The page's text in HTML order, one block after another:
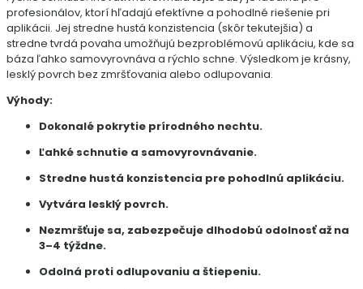
profesionálov, ktorí hľadajú efektívne a pohodlné riešenie pri
aplikácii. Jej stredne hustá konzistencia (skôr tekutejšia) a
stredne tvrdá povaha umožňujú bezproblémovú aplikáciu, kde sa
báza ľahko samovyrovnáva a rýchlo schne. Výsledkom je krásny,
lesklý povrch bez zmršťovania alebo odlupovania.
Výhody:
Dokonalé pokrytie prírodného nechtu.
Ľahké schnutie a samovyrovnávanie.
Stredne hustá konzistencia pre pohodlnú aplikáciu.
Vytvára lesklý povrch.
Nezmršťuje sa, zabezpečuje dlhodobú odolnosť až na
3–4 týždne.
Odolná proti odlupovaniu a štiepeniu.